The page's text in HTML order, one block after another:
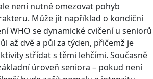
není nutné omezovat pohyb
Může jít například o kondiční
WHO se dynamické cvičení u seniorů
až dvě a půl za týden, přičemž je
střídat s těmi lehčími. Současně
úroveň seniora – pokud není